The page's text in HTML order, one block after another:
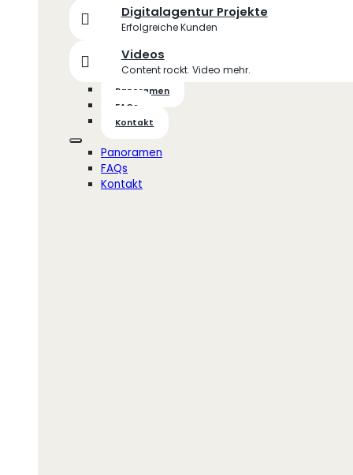
Digitalagentur Projekte
Erfolgreiche Kunden
Videos
Content rockt. Video mehr.
Panoramen
FAQs
Kontakt
Panoramen
FAQs
Kontakt